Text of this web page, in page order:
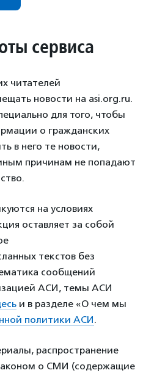
сервиса
читателей
новости на asi.org.ru.
для того, чтобы
о гражданских
в него те новости,
причинам не попадают
на условиях
оставляет за собой
текстов без
сообщений
АСИ, темы АСИ
и в разделе «О чем мы
политики АСИ.
распространение
о СМИ (содержащие